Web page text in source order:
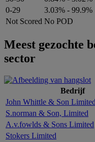
0-29
3.03% - 99.9%
Not Scored No POD
Meest gezochte
sector
Bedrijf
John Whittle & Son Limited
S.norman & Son, Limited
A.v.fowlds & Sons Limited
Stokers Limited